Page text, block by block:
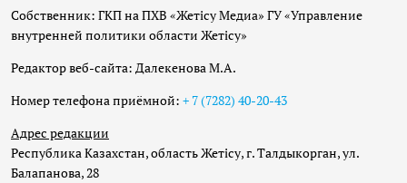
Собственник: ГКП на ПХВ «Жетісу Медиа» ГУ «Управление
внутренней политики области Жетісу»
Редактор веб-сайта: Далекенова М.А.
Номер телефона приёмной: + 7 (7282) 40-20-43
Адрес редакции
Республика Казахстан, область Жетісу, г. Талдыкорган, ул.
Балапанова, 28